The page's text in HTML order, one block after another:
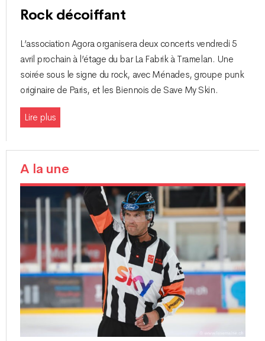
Rock décoiffant
L’association Agora organisera deux concerts vendredi 5
avril prochain à l’étage du bar La Fabrik à Tramelan. Une
soirée sous le signe du rock, avec Ménades, groupe punk
originaire de Paris, et les Biennois de Save My Skin.
Lire plus
A la une